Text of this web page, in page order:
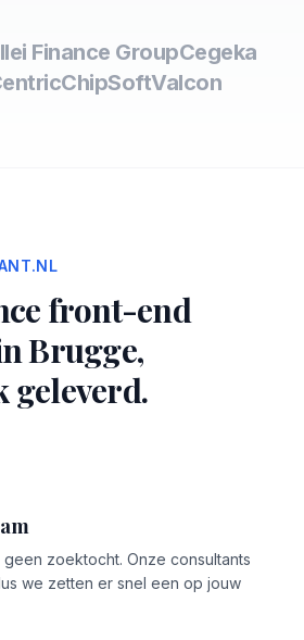
Finance GroupCegeka
ChipSoftValcon
front-end
Brugge,
geleverd.
zoektocht. Onze consultants
we zetten er snel een op jouw